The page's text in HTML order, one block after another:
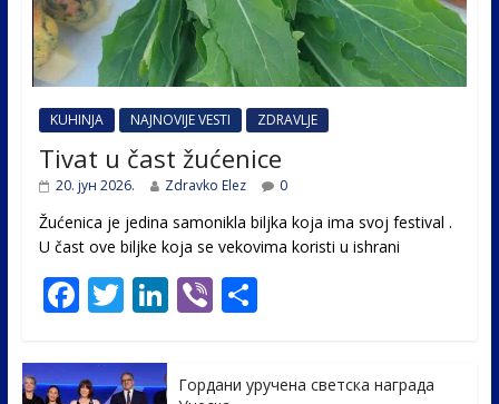
KUHINJA NAJNOVIJE VESTI ZDRAVLJE
Tivat u čast žućenice
20. јун 2026. Zdravko Elez 0
Žućenica je jedina samonikla biljka koja ima svoj festival .
U čast ovе biljke koja se vekovima koristi u ishrani
F
e
T
itt
Li Vi S
Гордани уручена светска награда